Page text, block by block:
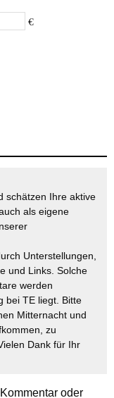
€
schätzen Ihre aktive
als eigene
Unterstellungen,
und Links. Solche
werden
bei TE liegt. Bitte
Mitternacht und
zu
Dank für Ihr
oder